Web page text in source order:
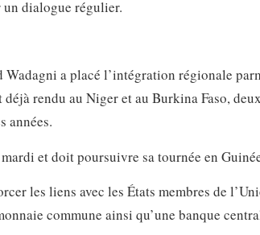
dialogue régulier.
a placé l’intégration régionale
rendu au Niger et au Burkina Faso,
années.
et doit poursuivre sa tournée en
les liens avec les États membres de
commune ainsi qu’une banque